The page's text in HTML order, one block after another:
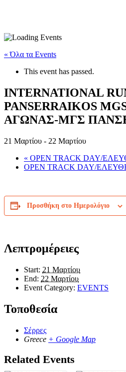
« Όλα τα Events
This event has passed.
INTERNATIONAL
PANSERRAIKOS
ΑΓΩΝΑΣ-ΜΓΣ
21 Μαρτίου - 22 Μαρτίου
« OPEN TRACK DAY/
OPEN TRACK DAY/
Προσθήκη στο Ημερολόγιο
Λεπτρομέρειες
Start: 21 Μαρτίου
End: 22 Μαρτίου
Event Category: EVENTS
Τοποθεσία
Σέρρες
Greece + Google Map
Related Events